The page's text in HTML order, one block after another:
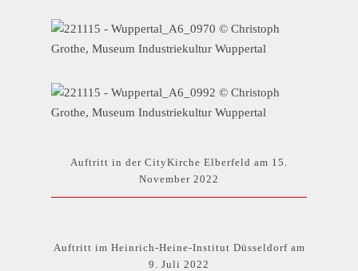
Auftritt in der CityKirche Elberfeld am 15.
November 2022
Auftritt im Heinrich-Heine-Institut Düsseldorf am
9. Juli 2022